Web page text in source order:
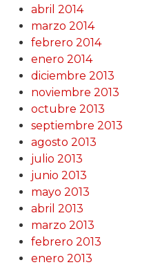
abril 2014
marzo 2014
febrero 2014
enero 2014
diciembre 2013
noviembre 2013
octubre 2013
septiembre 2013
agosto 2013
julio 2013
junio 2013
mayo 2013
abril 2013
marzo 2013
febrero 2013
enero 2013